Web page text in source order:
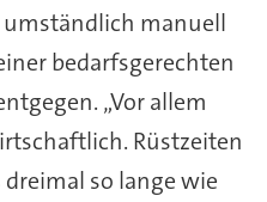
manuell
bedarfsgerechten
„Vor allem
Rüstzeiten
so lange wie